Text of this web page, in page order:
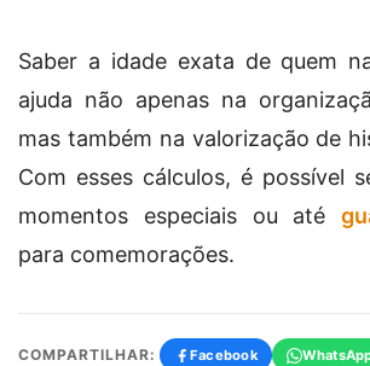
Saber a idade exata de quem
ajuda não apenas na
mas também na valorização de
Com esses cálculos, é possível
momentos especiais ou até
para comemorações.
COMPARTILHAR: Facebook